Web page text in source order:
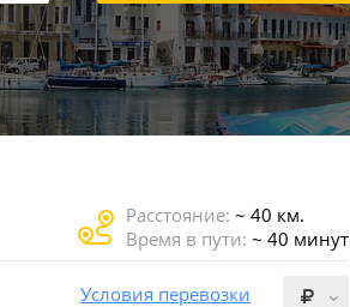
Расстояние: ~ 40 км.
Время в пути: ~ 40 минут
Условия перевозки